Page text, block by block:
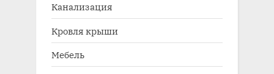
Канализация
Кровля крыши
Мебель